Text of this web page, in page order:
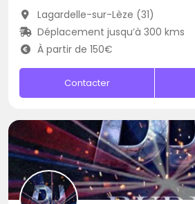
Lagardelle-sur-Lèze (31)
Déplacement jusqu’à 300 kms
À partir de 150€
Contacter